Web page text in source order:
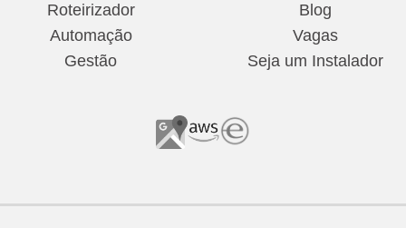
Roteirizador
Automação
Gestão
Blog
Vagas
Seja um Instalador